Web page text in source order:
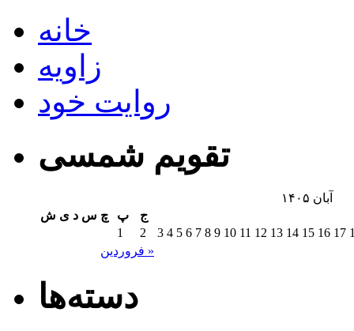
خانه
زاویه
روایت خود
تقویم شمسی
آبان ۱۴۰۵
ش ی د س چ پ ج
فروردین »
1 2 3 4 5 6 7 8 9 10 11 12 13 14 15 16 17
دسته‌ها